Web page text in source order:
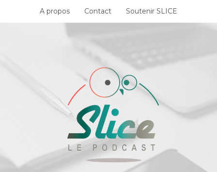
A propos Contact Soutenir SLICE